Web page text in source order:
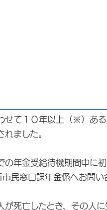
て１０年以上（※）ある
ました。
年金受給待機期間中に
民窓口課年金係へお問い
死亡したとき、その人